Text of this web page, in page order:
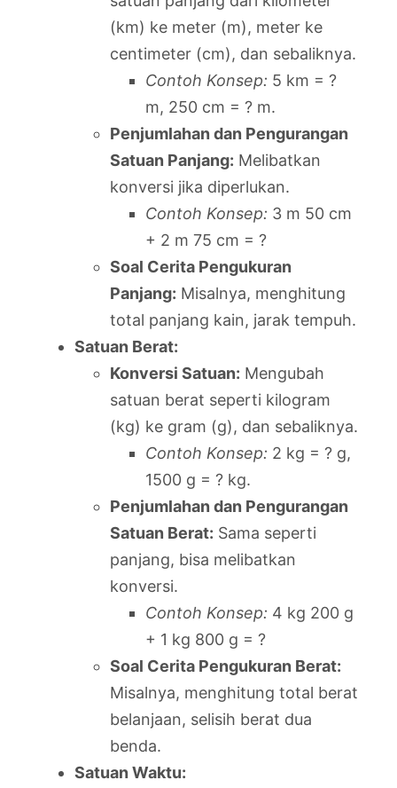
(km) ke meter (m), meter ke
centimeter (cm), dan sebaliknya.
Contoh Konsep: 5 km = ?
m, 250 cm = ? m.
Penjumlahan dan Pengurangan
Satuan Panjang: Melibatkan
konversi jika diperlukan.
Contoh Konsep: 3 m 50 cm
+ 2 m 75 cm = ?
Soal Cerita Pengukuran
Panjang: Misalnya, menghitung
total panjang kain, jarak tempuh.
Satuan Berat:
Konversi Satuan: Mengubah
satuan berat seperti kilogram
(kg) ke gram (g), dan sebaliknya.
Contoh Konsep: 2 kg = ? g,
1500 g = ? kg.
Penjumlahan dan Pengurangan
Satuan Berat: Sama seperti
panjang, bisa melibatkan
konversi.
Contoh Konsep: 4 kg 200 g
+ 1 kg 800 g = ?
Soal Cerita Pengukuran Berat:
Misalnya, menghitung total berat
belanjaan, selisih berat dua
benda.
Satuan Waktu: